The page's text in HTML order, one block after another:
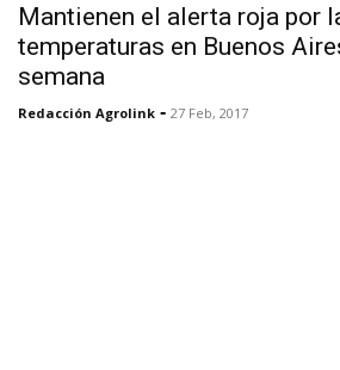
Mantienen el alerta roja por
temperaturas en Buenos
semana
Redacción Agrolink - 27 Feb, 2017